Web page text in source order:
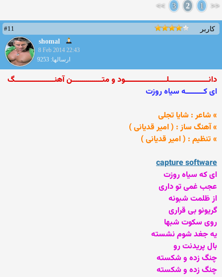
<<
1
2
3
>>
کاربر
#11
shomal
8 Feb 2014 22:43
ارسالها: 9253
دانــــــــــــــــــــلـــــــــــــــــــــود و متـــــــــــــــن آهنــــــــــــــــــــگ
ای کـــــــــه سیاه روزت
» شاعر : شایا تجلی
» آهنگ ساز : ( امیر قدیانی )
» تنظیم : ( امیر قدیانی )
capture software
ای که سیاه روزت
عجب غمی تو داری
از ظلمت شبونه
گریونو بی قراری
روی سکوت شبها
یه جغد شوم نشسته
بال پریدنت رو
چنگ زده و شکسته
چنگ زده و شکسته